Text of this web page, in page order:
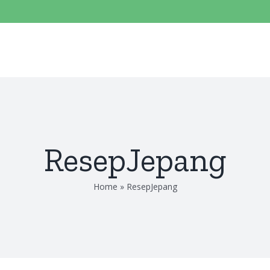
ResepJepang
Home » ResepJepang